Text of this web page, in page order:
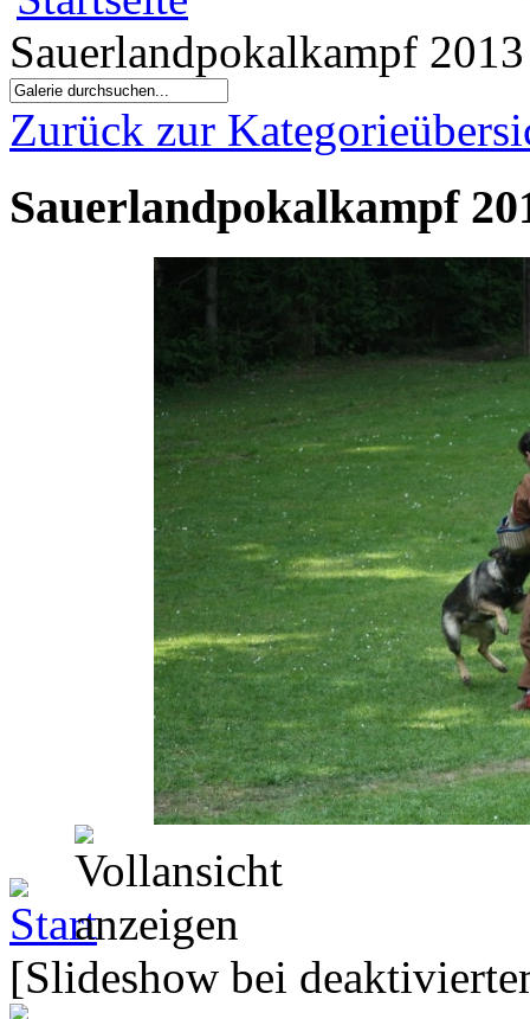
Sauerlandpokalkampf
Zurück zur
Sauerlandpokalkampf
[Slideshow bei